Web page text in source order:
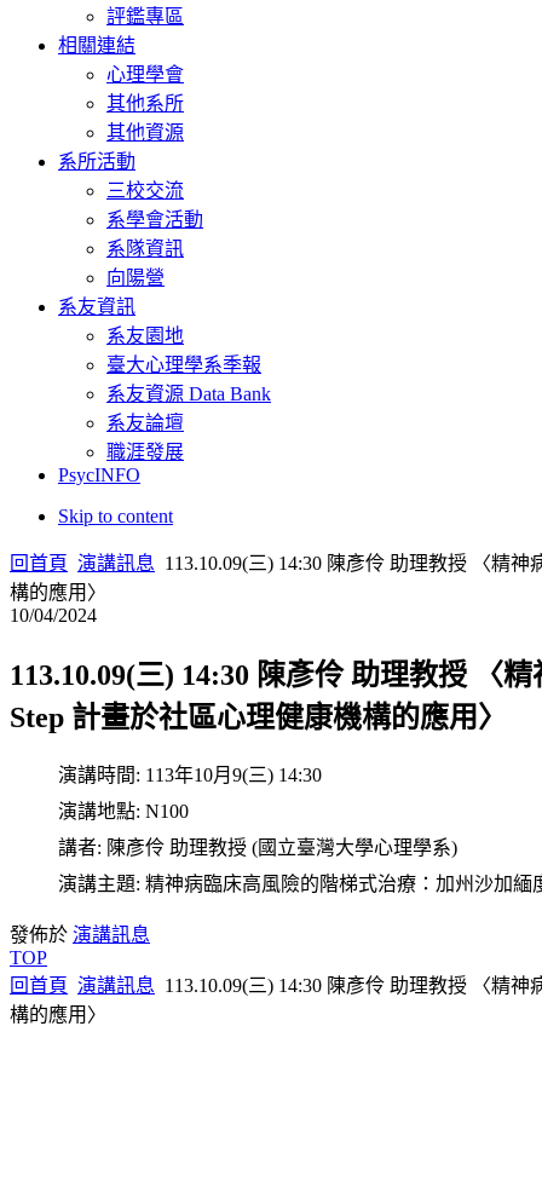
評鑑專區
相關連結
心理學會
其他系所
其他資源
系所活動
三校交流
系學會活動
系隊資訊
向陽營
系友資訊
系友園地
臺大心理學系季報
系友資源 Data Bank
系友論壇
職涯發展
PsycINFO
Skip to content
回首頁 演講訊息 113.10.09(三) 14:30 陳彥伶 助理教授 〈精
構的應用〉
10/04/2024
113.10.09(三) 14:30 陳彥伶 助理教授 〈
Step 計畫於社區心理健康機構的應用〉
演講時間: 113年10月9(三) 14:30
演講地點: N100
講者: 陳彥伶 助理教授 (國立臺灣大學心理學系)
演講主題: 精神病臨床高風險的階梯式治療：加州沙加緬
發佈於 演講訊息
TOP
回首頁 演講訊息 113.10.09(三) 14:30 陳彥伶 助理教授 〈精
構的應用〉